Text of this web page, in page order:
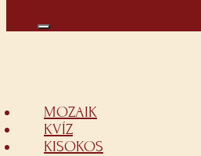
MOZAIK
KVÍZ
KISOKOS